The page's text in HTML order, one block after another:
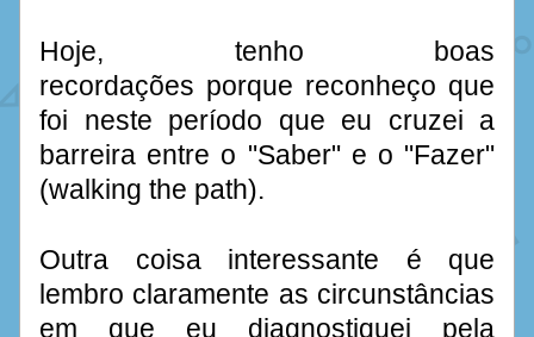
Hoje, tenho boas
recordações porque reconheço que
foi neste período que eu cruzei a
barreira entre o "Saber" e o "Fazer"
(walking the path).
Outra coisa interessante é que
lembro claramente as circunstâncias
em que eu diagnostiquei pela